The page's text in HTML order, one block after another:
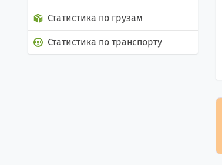
Статистика по грузам
Статистика по транспорту